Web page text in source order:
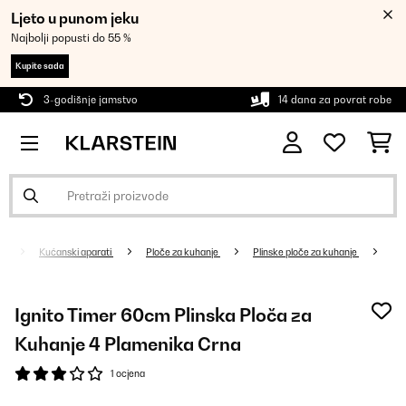
Ljeto u punom jeku
Najbolji popusti do 55 %
Kupite sada
3-godišnje jamstvo 14 dana za povrat robe
Kućanski aparati Ploče za kuhanje Plinske ploče za kuhanje
Ignito Timer 60cm Plinska Ploča za
Kuhanje 4 Plamenika Crna
1 ocjena